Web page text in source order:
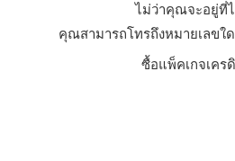
ไม่ว่าคุณจะอยู่ที่
คุณสามารถโทรถึงหมายเลขใ
ซื้อแพ็คเกจเคร